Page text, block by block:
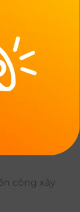
công xây